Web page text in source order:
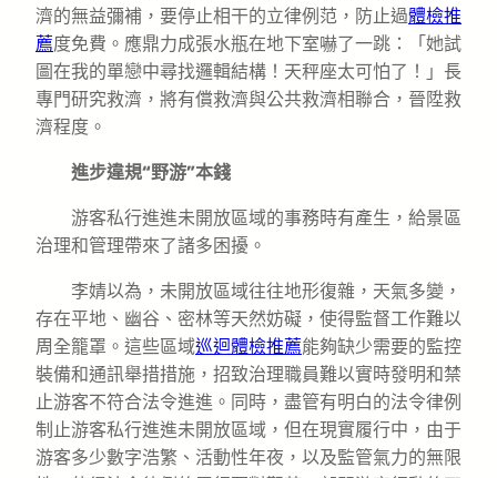
濟的無益彌補，要停止相干的立律例范，防止過體檢推
薦度免費。應鼎力成張水瓶在地下室嚇了一跳：「她試
圖在我的單戀中尋找邏輯結構！天秤座太可怕了！」長
專門研究救濟，將有償救濟與公共救濟相聯合，晉陞救
濟程度。
進步違規“野游”本錢
游客私行進進未開放區域的事務時有產生，給景區
治理和管理帶來了諸多困擾。
李婧以為，未開放區域往往地形復雜，天氣多變，
存在平地、幽谷、密林等天然妨礙，使得監督工作難以
周全籠罩。這些區域巡迴體檢推薦能夠缺少需要的監控
裝備和通訊舉措措施，招致治理職員難以實時發明和禁
止游客不符合法令進進。同時，盡管有明白的法令律例
制止游客私行進進未開放區域，但在現實履行中，由于
游客多少數字浩繁、活動性年夜，以及監管氣力的無限